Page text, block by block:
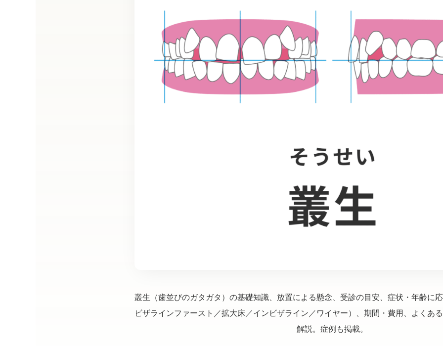
叢生（歯並びのガタガタ）の基礎知識、放置による懸念、受診の目安、症状・年齢に
ビザラインファースト／拡大床／インビザライン／ワイヤー）、期間・費用、よくあ
解説。症例も掲載。